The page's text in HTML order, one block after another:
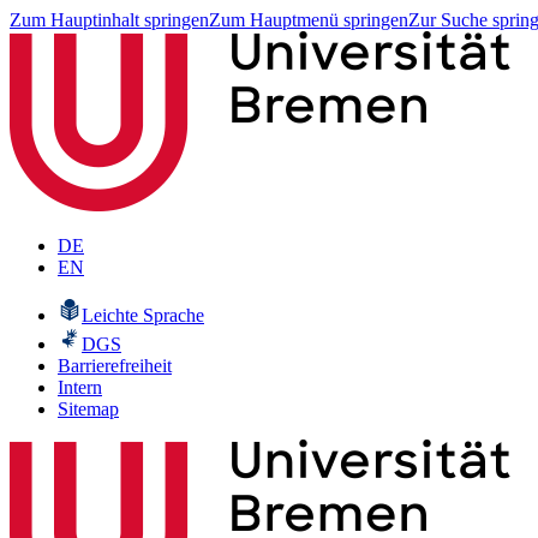
Zum Hauptinhalt springenZum Hauptmenü springenZur Suche
DE
EN
Leichte Sprache
DGS
Barrierefreiheit
Intern
Sitemap